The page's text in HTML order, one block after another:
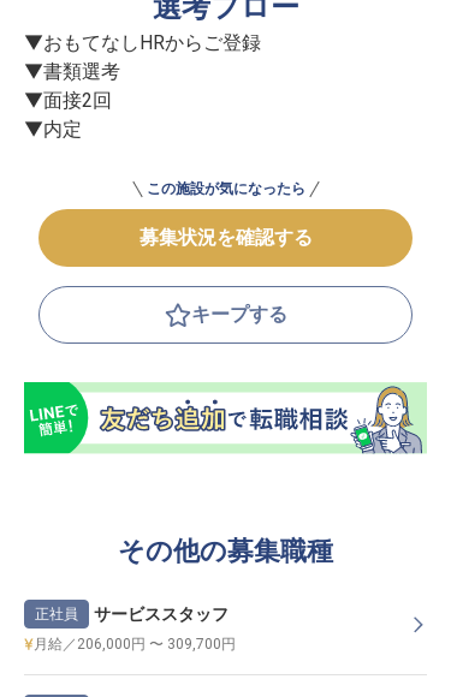
選考フロー
▼おもてなしHRからご登録
▼書類選考
▼面接2回
▼内定
この施設が気になったら
募集状況を確認する
キープする
その他の募集職種
正社員 サービススタッフ
月給／206,000円 〜 309,700円